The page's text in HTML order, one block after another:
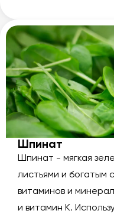
Шпинат
Шпинат - мягкая
листьями и богатым
витаминов и
и витамин К.